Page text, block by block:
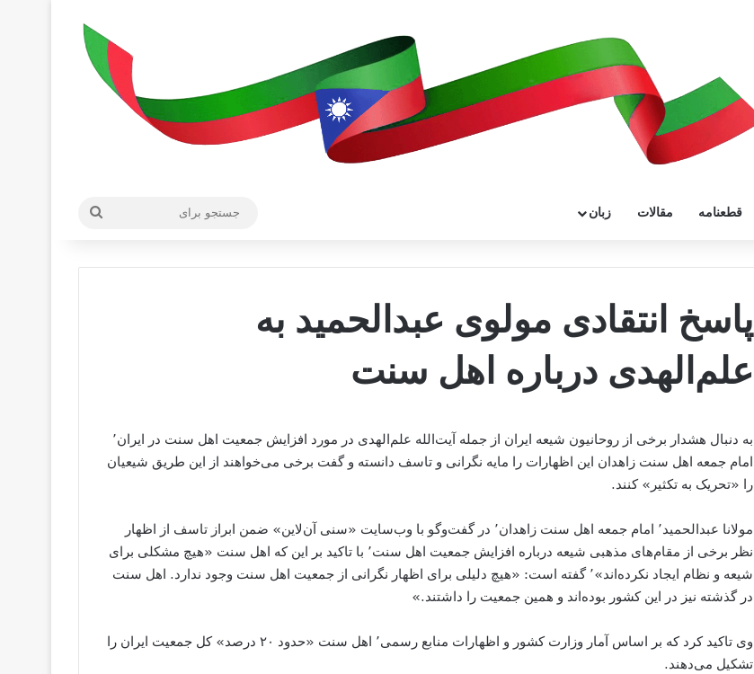
قطعنامه مقالات زبان
پاسخ انتقادی مولوی عبدالحمید به
علم‌الهدی درباره اهل سنت
به دنبال هشدار برخی از روحانیون شیعه ایران از جمله آیت‌الله علم‌الهدی در مورد افزایش جمعیت اهل سنت در ایران٬
امام جمعه اهل سنت زاهدان این اظهارات را مایه نگرانی و تاسف دانسته و گفت برخی می‌خواهند از این طریق شیعیان
را «تحریک به تکثیر» کنند.
مولانا عبدالحمید٬ امام جمعه اهل سنت زاهدان٬ در گفت‌و‌گو با وب‌سایت «سنی آن‌لاین» ضمن ابراز تاسف از اظهار
نظر برخی از مقام‌های مذهبی شیعه درباره افزایش جمعیت اهل سنت٬ با تاکید بر این که اهل سنت «هیچ مشکلی برای
شیعه و نظام ایجاد نکرده‌اند»٬ گفته است: «هیچ دلیلی برای اظهار نگرانی از جمعیت اهل سنت وجود ندارد. اهل سنت
در گذشته نیز در این کشور بوده‌اند و همین جمعیت را داشتند.»
وی تاکید کرد که بر اساس آمار وزارت کشور و اظهارات منابع رسمی٬ اهل سنت «حدود ۲۰ درصد» کل جمعیت ایران را
تشکیل می‌دهند.